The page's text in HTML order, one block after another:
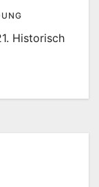
Historisch